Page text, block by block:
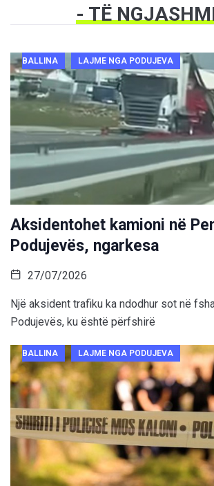
- TË
BALLINA LAJME NGA PODUJEVA
Aksidentohet kamioni në
Podujevës, ngarkesa
27/07/2026
Një aksident trafiku ka ndodhur sot në
Podujevës, ku është përfshirë
BALLINA LAJME NGA PODUJEVA